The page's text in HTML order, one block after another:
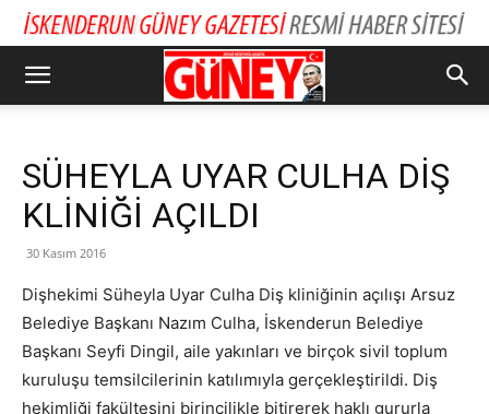
SÜHEYLA UYAR CULHA DİŞ
KLİNİĞİ AÇILDI
30 Kasım 2016
Dişhekimi Süheyla Uyar Culha Diş kliniğinin açılışı Arsuz
Belediye Başkanı Nazım Culha, İskenderun Belediye
Başkanı Seyfi Dingil, aile yakınları ve birçok sivil toplum
kuruluşu temsilcilerinin katılımıyla gerçekleştirildi. Diş
hekimliği fakültesini birincilikle bitirerek haklı gururla